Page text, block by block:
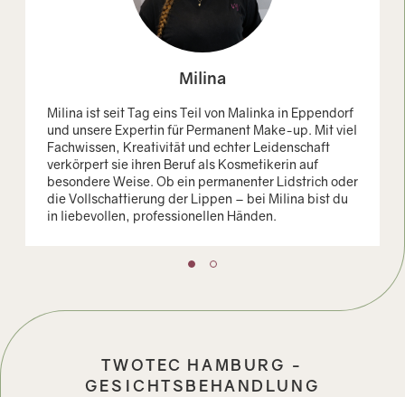
Milina
Milina ist seit Tag eins Teil von Malinka in Eppendorf
und unsere Expertin für Permanent Make-up. Mit viel
Fachwissen, Kreativität und echter Leidenschaft
verkörpert sie ihren Beruf als Kosmetikerin auf
besondere Weise. Ob ein permanenter Lidstrich oder
die Vollschattierung der Lippen – bei Milina bist du
in liebevollen, professionellen Händen.
TWOTEC HAMBURG -
GESICHTSBEHANDLUNG